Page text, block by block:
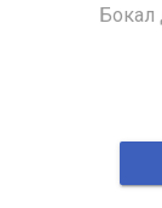
Бокал